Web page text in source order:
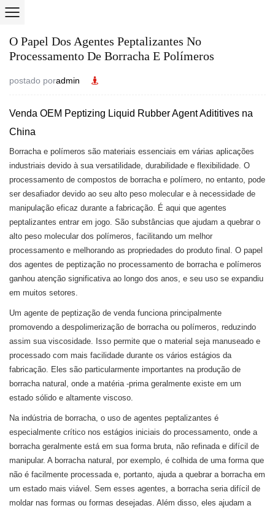
O Papel Dos Agentes Peptalizantes No
Processamento De Borracha E Polímeros
postado poradmin
Venda OEM Peptizing Liquid Rubber Agent Adititives na
China
Borracha e polímeros são materiais essenciais em várias aplicações
industriais devido à sua versatilidade, durabilidade e flexibilidade. O
processamento de compostos de borracha e polímero, no entanto, pode
ser desafiador devido ao seu alto peso molecular e à necessidade de
manipulação eficaz durante a fabricação. É aqui que agentes
peptalizantes entrar em jogo. São substâncias que ajudam a quebrar o
alto peso molecular dos polímeros, facilitando um melhor
processamento e melhorando as propriedades do produto final. O papel
dos agentes de peptização no processamento de borracha e polímeros
ganhou atenção significativa ao longo dos anos, e seu uso se expandiu
em muitos setores.
Um agente de peptização de venda funciona principalmente
promovendo a despolimerização de borracha ou polímeros, reduzindo
assim sua viscosidade. Isso permite que o material seja manuseado e
processado com mais facilidade durante os vários estágios da
fabricação. Eles são particularmente importantes na produção de
borracha natural, onde a matéria -prima geralmente existe em um
estado sólido e altamente viscoso.
Na indústria de borracha, o uso de agentes peptalizantes é
especialmente crítico nos estágios iniciais do processamento, onde a
borracha geralmente está em sua forma bruta, não refinada e difícil de
manipular. A borracha natural, por exemplo, é colhida de uma forma que
não é facilmente processada e, portanto, ajuda a quebrar a borracha em
um estado mais viável. Sem esses agentes, a borracha seria difícil de
moldar nas formas ou formas desejadas. Além disso, eles ajudam a